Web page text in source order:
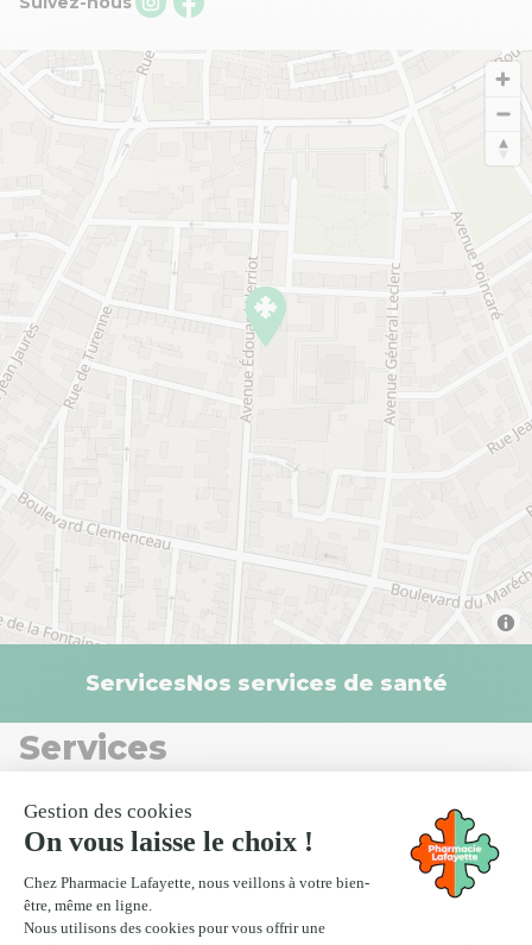
ServicesNos services de santé
Services
Scan ordonnance
Nos services de santé